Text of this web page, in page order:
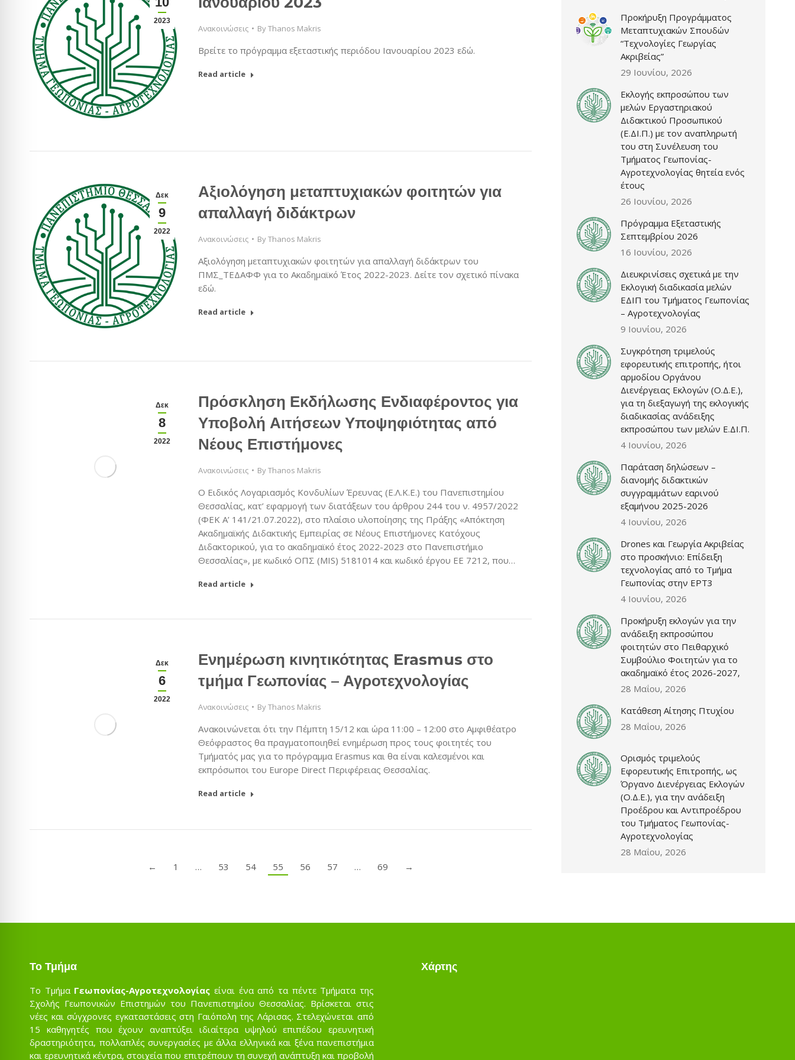
2023
Ανακοινώσεις ByThanos Makris
Βρείτε το πρόγραμμα εξεταστικής περιόδου Ιανουαρίου 2023 εδώ.
Read article
Δεκ
9
2022
Αξιολόγηση μεταπτυχιακών φοιτητών για
απαλλαγή διδάκτρων
Ανακοινώσεις ByThanos Makris
Αξιολόγηση μεταπτυχιακών φοιτητών για απαλλαγή διδάκτρων του
ΠΜΣ_ΤΕΔΑΦΦ για το Ακαδημαϊκό Έτος 2022-2023. Δείτε τον σχετικό πίνακα
εδώ.
Read article
Δεκ
8
2022
Πρόσκληση Εκδήλωσης Ενδιαφέροντος για
Υποβολή Αιτήσεων Υποψηφιότητας από
Νέους Επιστήμονες
Ανακοινώσεις ByThanos Makris
O Ειδικός Λογαριασμός Κονδυλίων Έρευνας (Ε.Λ.Κ.Ε.) του Πανεπιστημίου
Θεσσαλίας, κατ’ εφαρμογή των διατάξεων τoυ άρθρου 244 του ν. 4957/2022
(ΦΕΚ Α’ 141/21.07.2022), στο πλαίσιο υλοποίησης της Πράξης «Απόκτηση
Ακαδημαϊκής Διδακτικής Εμπειρίας σε Νέους Επιστήμονες Κατόχους
Διδακτορικού, για το ακαδημαϊκό έτος 2022-2023 στο Πανεπιστήμιο
Θεσσαλίας», με κωδικό ΟΠΣ (MIS) 5181014 και κωδικό έργου ΕΕ 7212, που…
Read article
Δεκ
6
2022
Ενημέρωση κινητικότητας Erasmus στο
τμήμα Γεωπονίας – Αγροτεχνολογίας
Ανακοινώσεις ByThanos Makris
Ανακοινώνεται ότι την Πέμπτη 15/12 και ώρα 11:00 – 12:00 στο Αμφιθέατρο
Θεόφραστος θα πραγματοποιηθεί ενημέρωση προς τους φοιτητές του
Τμήματός μας για το πρόγραμμα Erasmus και θα είναι καλεσμένοι και
εκπρόσωποι του Europe Direct Περιφέρειας Θεσσαλίας.
Read article
← 1 … 53 54 55 56 57 … 69 →
Προκήρυξη Προγράμματος
Μεταπτυχιακών Σπουδών
“Τεχνολογίες Γεωργίας
Ακριβείας”
29 Ιουνίου, 2026
Εκλογής εκπροσώπου των
μελών Εργαστηριακού
Διδακτικού Προσωπικού
(Ε.ΔΙ.Π.) με τον αναπληρωτή
του στη Συνέλευση του
Τμήματος Γεωπονίας-
Αγροτεχνολογίας θητεία ενός
έτους
26 Ιουνίου, 2026
Πρόγραμμα Εξεταστικής
Σεπτεμβρίου 2026
16 Ιουνίου, 2026
Διευκρινίσεις σχετικά με την
Εκλογική διαδικασία μελών
ΕΔΙΠ του Τμήματος Γεωπονίας
– Αγροτεχνολογίας
9 Ιουνίου, 2026
Συγκρότηση τριμελούς
εφορευτικής επιτροπής, ήτοι
αρμοδίου Οργάνου
Διενέργειας Εκλογών (Ο.Δ.Ε.),
για τη διεξαγωγή της εκλογικής
διαδικασίας ανάδειξης
εκπροσώπου των μελών Ε.ΔΙ.Π.
4 Ιουνίου, 2026
Παράταση δηλώσεων –
διανομής διδακτικών
συγγραμμάτων εαρινού
εξαμήνου 2025-2026
4 Ιουνίου, 2026
Drones και Γεωργία Ακριβείας
στο προσκήνιο: Επίδειξη
τεχνολογίας από το Τμήμα
Γεωπονίας στην ΕΡΤ3
4 Ιουνίου, 2026
Προκήρυξη εκλογών για την
ανάδειξη εκπροσώπου
φοιτητών στο Πειθαρχικό
Συμβούλιο Φοιτητών για το
ακαδημαϊκό έτος 2026-2027,
28 Μαΐου, 2026
Κατάθεση Αίτησης Πτυχίου
28 Μαΐου, 2026
Ορισμός τριμελούς
Εφορευτικής Επιτροπής, ως
Όργανο Διενέργειας Εκλογών
(Ο.Δ.Ε.), για την ανάδειξη
Προέδρου και Αντιπροέδρου
του Τμήματος Γεωπονίας-
Αγροτεχνολογίας
28 Μαΐου, 2026
Το Τμήμα
Το Τμήμα Γεωπονίας-Αγροτεχνολογίας είναι ένα από τα πέντε Τμήματα της
Σχολής Γεωπονικών Επιστημών του Πανεπιστημίου Θεσσαλίας. Βρίσκεται στις
νέες και σύγχρονες εγκαταστάσεις στη Γαιόπολη της Λάρισας. Στελεχώνεται από
15 καθηγητές που έχουν αναπτύξει ιδιαίτερα υψηλού επιπέδου ερευνητική
δραστηριότητα, πολλαπλές συνεργασίες με άλλα ελληνικά και ξένα πανεπιστήμια
και ερευνητικά κέντρα, στοιχεία που επιτρέπουν τη συνεχή ανάπτυξη και προβολή
Χάρτης